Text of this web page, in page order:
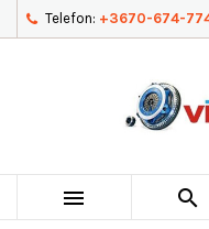
Telefon: +3670-674-
 